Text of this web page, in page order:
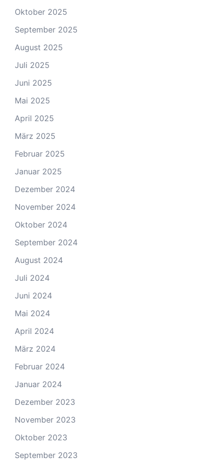
Oktober 2025
September 2025
August 2025
Juli 2025
Juni 2025
Mai 2025
April 2025
März 2025
Februar 2025
Januar 2025
Dezember 2024
November 2024
Oktober 2024
September 2024
August 2024
Juli 2024
Juni 2024
Mai 2024
April 2024
März 2024
Februar 2024
Januar 2024
Dezember 2023
November 2023
Oktober 2023
September 2023